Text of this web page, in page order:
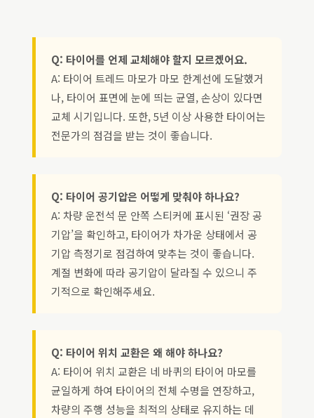
Q: 타이어를 언제 교체해야 할지 모르겠어요.
A: 타이어 트레드 마모가 마모 한계선에 도달했거
나, 타이어 표면에 눈에 띄는 균열, 손상이 있다면
교체 시기입니다. 또한, 5년 이상 사용한 타이어는
전문가의 점검을 받는 것이 좋습니다.
Q: 타이어 공기압은 어떻게 맞춰야 하나요?
A: 차량 운전석 문 안쪽 스티커에 표시된 ‘권장 공
기압’을 확인하고, 타이어가 차가운 상태에서 공
기압 측정기로 점검하여 맞추는 것이 좋습니다.
계절 변화에 따라 공기압이 달라질 수 있으니 주
기적으로 확인해주세요.
Q: 타이어 위치 교환은 왜 해야 하나요?
A: 타이어 위치 교환은 네 바퀴의 타이어 마모를
균일하게 하여 타이어의 전체 수명을 연장하고,
차량의 주행 성능을 최적의 상태로 유지하는 데